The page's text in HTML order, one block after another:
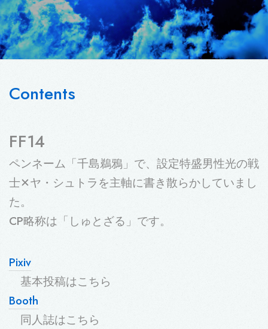
Contents
FF14
ペンネーム「千島鵜鴉」で、設定特盛男性光の戦
士✕ヤ・シュトラを主軸に書き散らかしていまし
た。
CP略称は「しゅとざる」です。
Pixiv
基本投稿はこちら
Booth
同人誌はこちら